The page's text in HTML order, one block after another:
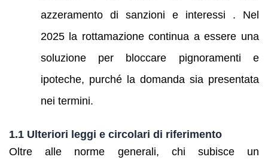
azzeramento di sanzioni e interessi . Nel
2025 la rottamazione continua a essere una
soluzione per bloccare pignoramenti e
ipoteche, purché la domanda sia presentata
nei termini.
1.1 Ulteriori leggi e circolari di riferimento
Oltre alle norme generali, chi subisce un